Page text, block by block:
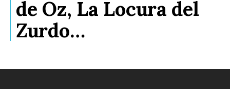
de Oz, La Locura del
Zurdo…